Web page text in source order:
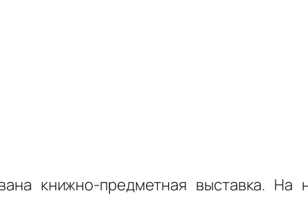
книжно-предметная выставка. На